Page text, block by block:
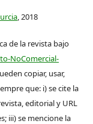
, 2018
de la revista bajo
NoComercial-
copiar, usar,
que: i) se cite la
editorial y URL
iii) se mencione la